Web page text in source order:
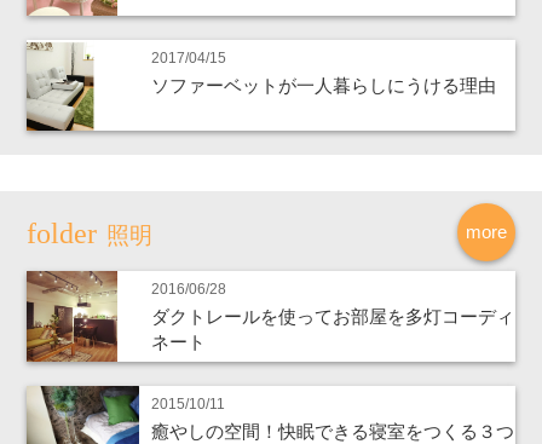
2017/04/15
ソファーベットが一人暮らしにうける理由
more
照明
2016/06/28
ダクトレールを使ってお部屋を多灯コーディ
ネート
2015/10/11
癒やしの空間！快眠できる寝室をつくる３つ